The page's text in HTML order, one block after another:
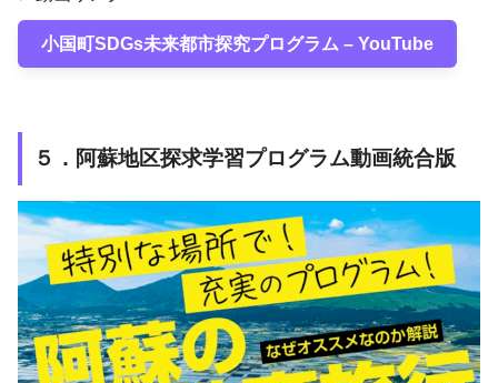
小国町SDGs未来都市探究プログラム – YouTube
５．阿蘇地区探求学習プログラム動画統合版